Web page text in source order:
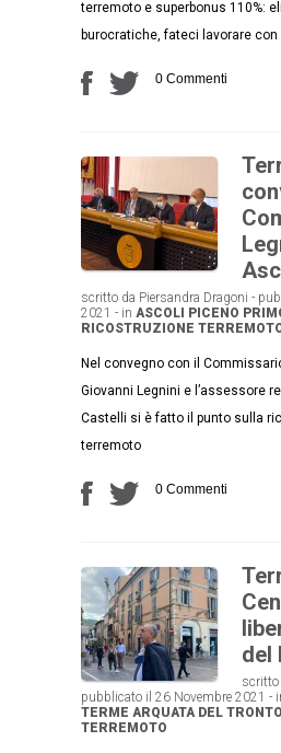
terremoto e superbonus 110%:
burocratiche, fateci lavorare
0 Commenti
scritto da Piersandra Dragoni -
2021 - in ASCOLI PICENO
RICOSTRUZIONE
Nel convegno con il
Giovanni Legnini e l’assessore
Castelli si è fatto il punto sulla
terremoto
0 Commenti
del
scritto
pubblicato il 26 Novembre 2021 -
TERME ARQUATA DEL TRONTO
TERREMOTO